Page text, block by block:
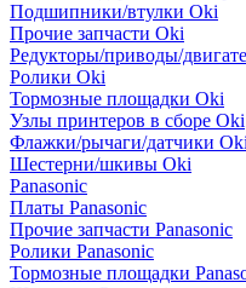
Подшипники/втулки Oki
Прочие запчасти Oki
Редукторы/приводы/
Ролики Oki
Тормозные площадки Oki
Узлы принтеров в сборе Oki
Флажки/рычаги/датчики Oki
Шестерни/шкивы Oki
Panasonic
Платы Panasonic
Прочие запчасти Panasonic
Ролики Panasonic
Тормозные площадки